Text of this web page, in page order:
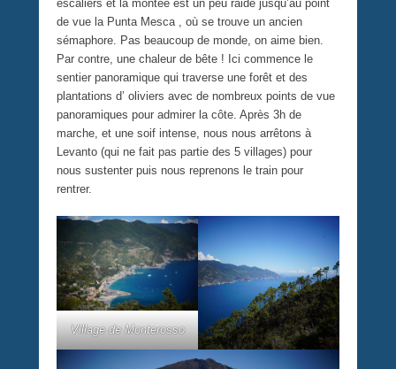
escaliers et la montée est un peu raide jusqu’au point
de vue la Punta Mesca , où se trouve un ancien
sémaphore. Pas beaucoup de monde, on aime bien.
Par contre, une chaleur de bête ! Ici commence le
sentier panoramique qui traverse une forêt et des
plantations d’ oliviers avec de nombreux points de vue
panoramiques pour admirer la côte. Après 3h de
marche, et une soif intense, nous nous arrêtons à
Levanto (qui ne fait pas partie des 5 villages) pour
nous sustenter puis nous reprenons le train pour
rentrer.
Village de Monterosso